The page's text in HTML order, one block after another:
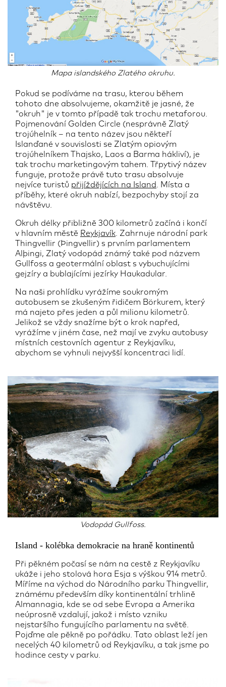
procházku na místo, kde probíhaly v minulosti
popravy „čarodějnic“.
Autor: Zuzana Hábeková
Mapa islandského Zlatého okruhu.
Pokud se podíváme na trasu, kterou během
tohoto dne absolvujeme, okamžitě je jasné, že
"okruh" je v tomto případě tak trochu metaforou.
Pojmenování Golden Circle (nesprávně Zlatý
trojúhelník – na tento název jsou někteří
Islanďané v souvislosti se Zlatým opiovým
trojúhelníkem Thajsko, Laos a Barma hákliví), je
tak trochu marketingovým tahem. Třpytivý název
funguje, protože právě tuto trasu absolvuje
nejvíce turistů přijíždějících na Island. Místa a
příběhy, které okruh nabízí, bezpochyby stojí za
návštěvu.
Okruh délky přibližně 300 kilometrů začíná i končí
v hlavním městě Reykjavík. Zahrnuje národní park
Thingvellir (Þingvellir) s prvním parlamentem
Alþingi, Zlatý vodopád známý také pod názvem
Gullfoss a geotermální oblast s vybuchujícími
gejzíry a bublajícími jezírky Haukadular.
Na naši prohlídku vyrážíme soukromým
autobusem se zkušeným řidičem Börkurem, který
má najeto přes jeden a půl milionu kilometrů.
Jelikož se vždy snažíme být o krok napřed,
vyrážíme v jiném čase, než mají ve zvyku autobusy
místních cestovních agentur z Reykjavíku,
abychom se vyhnuli nejvyšší koncentraci lidí.
Vodopád Gullfoss.
Island - kolébka demokracie na hraně kontinentů
Při pěkném počasí se nám na cestě z Reykjavíku
ukáže i jeho stolová hora Esja s výškou 914 metrů.
Míříme na východ do Národního parku Thingvellir,
známému především díky kontinentální trhlině
Almannagia, kde se od sebe Evropa a Amerika
neúprosně vzdalují, jakož i místo vzniku
nejstaršího fungujícího parlamentu na světě.
Pojďme ale pěkně po pořádku. Tato oblast leží jen
necelých 40 kilometrů od Reykjavíku, a tak jsme po
hodince cesty v parku.